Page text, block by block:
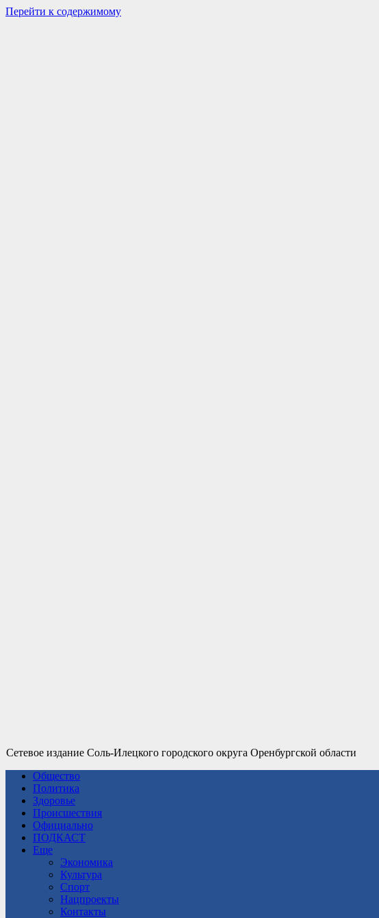
Перейти к содержимому
Сетевое издание Соль-Илецкого городского округа Оренбургской области
Общество
Политика
Здоровье
Происшествия
Официально
ПОДКАСТ
Еще
Экономика
Культура
Спорт
Нацпроекты
Контакты